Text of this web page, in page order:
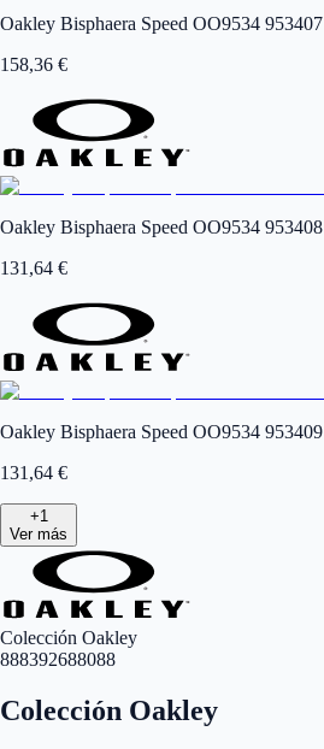
Oakley Bisphaera Speed OO9534 953407
158,36 €
Oakley Bisphaera Speed OO9534 953408
131,64 €
Oakley Bisphaera Speed OO9534 953409
131,64 €
+1
Ver más
Colección Oakley
888392688088
Colección Oakley